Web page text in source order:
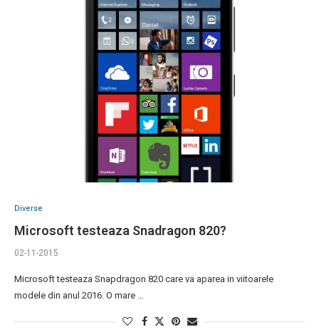
Diverse
Microsoft testeaza Snadragon 820?
02-11-2015
Microsoft testeaza Snapdragon 820 care va aparea in viitoarele
modele din anul 2016. O mare …